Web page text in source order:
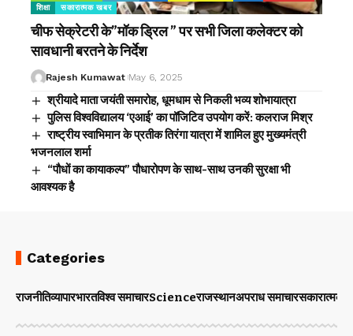
शिक्षा
सकारात्मक खबर
चीफ सेक्रेटरी के”मॉक ड्रिल ” पर सभी जिला कलेक्टर को
सावधानी बरतने के निर्देश
Rajesh Kumawat May 6, 2025
श्रीयादे माता जयंती समारोह, धूमधाम से निकली भव्य शोभायात्रा
पुलिस विश्वविद्यालय ‘एआई’ का पॉजिटिव उपयोग करें: कलराज मिश्र
राष्ट्रीय स्वाभिमान के प्रतीक तिरंगा यात्रा में शामिल हुए मुख्यमंत्री
भजनलाल शर्मा
“पौधों का कायाकल्प” पौधारोपण के साथ-साथ उनकी सुरक्षा भी
आवश्यक है
Categories
राजनीतिव्यापारभारतविश्व समाचारScienceराजस्थानअपराध समाचारसकारात्मक